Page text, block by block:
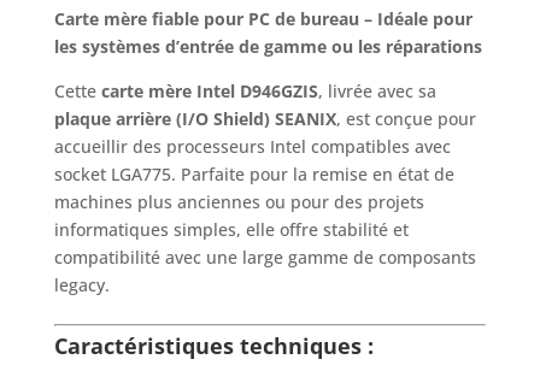
Carte mère fiable pour PC de bureau – Idéale pour
les systèmes d’entrée de gamme ou les réparations
Cette carte mère Intel D946GZIS, livrée avec sa
plaque arrière (I/O Shield) SEANIX, est conçue pour
accueillir des processeurs Intel compatibles avec
socket LGA775. Parfaite pour la remise en état de
machines plus anciennes ou pour des projets
informatiques simples, elle offre stabilité et
compatibilité avec une large gamme de composants
legacy.
Caractéristiques techniques :